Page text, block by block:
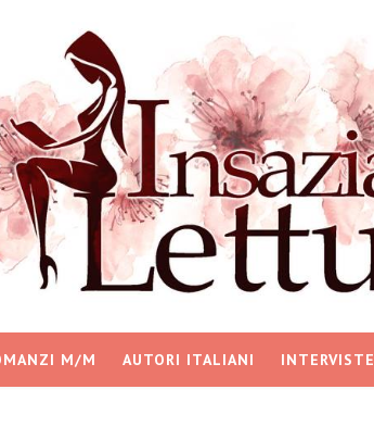
M/M AUTORI ITALIANI INTERVISTE